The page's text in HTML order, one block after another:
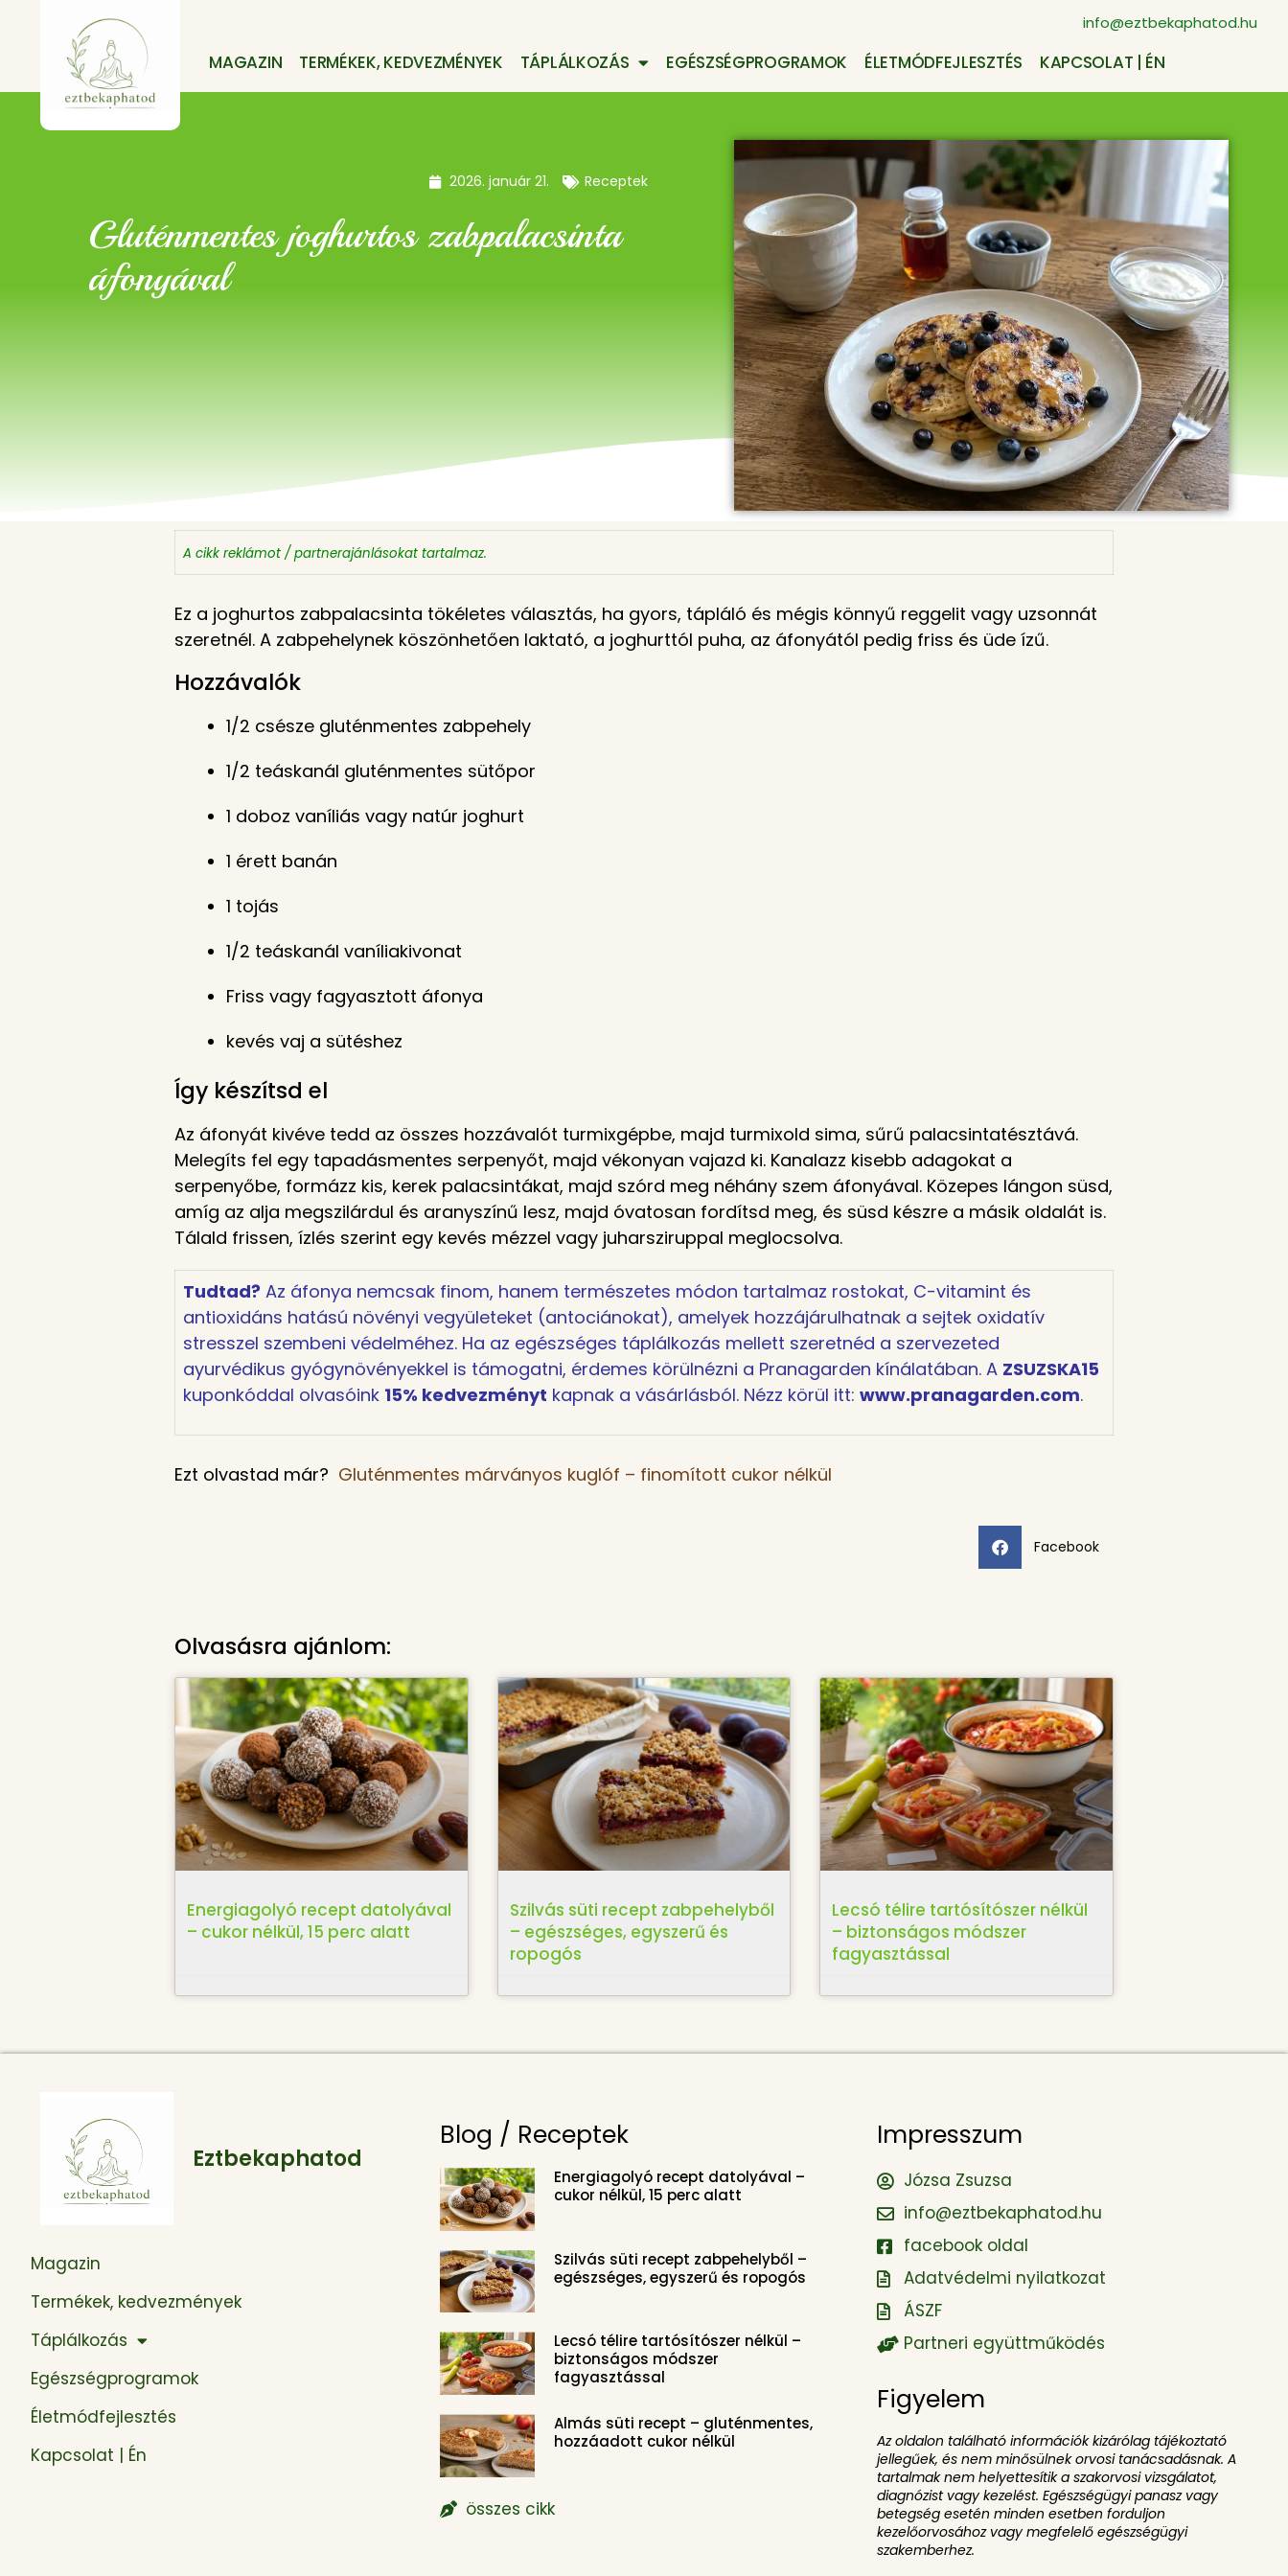
info@eztbekaphatod.hu
MAGAZIN TERMÉKEK, KEDVEZMÉNYEK TÁPLÁLKOZÁS EGÉSZSÉGPROGRAMOK ÉLETMÓDFEJLESZTÉS KAPCSOLAT | ÉN
2026. január 21. Receptek
Gluténmentes joghurtos zabpalacsinta
áfonyával
A cikk reklámot / partnerajánlásokat tartalmaz.
Ez a joghurtos zabpalacsinta tökéletes választás, ha gyors, tápláló és mégis könnyű reggelit vagy uzsonnát
szeretnél. A zabpehelynek köszönhetően laktató, a joghurttól puha, az áfonyától pedig friss és üde ízű.
Hozzávalók
1/2 csésze gluténmentes zabpehely
1/2 teáskanál gluténmentes sütőpor
1 doboz vaníliás vagy natúr joghurt
1 érett banán
1 tojás
1/2 teáskanál vaníliakivonat
Friss vagy fagyasztott áfonya
kevés vaj a sütéshez
Így készítsd el
Az áfonyát kivéve tedd az összes hozzávalót turmixgépbe, majd turmixold sima, sűrű palacsintatésztává.
Melegíts fel egy tapadásmentes serpenyőt, majd vékonyan vajazd ki. Kanalazz kisebb adagokat a
serpenyőbe, formázz kis, kerek palacsintákat, majd szórd meg néhány szem áfonyával. Közepes lángon süsd,
amíg az alja megszilárdul és aranyszínű lesz, majd óvatosan fordítsd meg, és süsd készre a másik oldalát is.
Tálald frissen, ízlés szerint egy kevés mézzel vagy juharsziruppal meglocsolva.
Tudtad? Az áfonya nemcsak finom, hanem természetes módon tartalmaz rostokat, C-vitamint és
antioxidáns hatású növényi vegyületeket (antociánokat), amelyek hozzájárulhatnak a sejtek oxidatív
stresszel szembeni védelméhez. Ha az egészséges táplálkozás mellett szeretnéd a szervezeted
ayurvédikus gyógynövényekkel is támogatni, érdemes körülnézni a Pranagarden kínálatában. A ZSUZSKA15
kuponkóddal olvasóink 15% kedvezményt kapnak a vásárlásból. Nézz körül itt: www.pranagarden.com.
Ezt olvastad már? Gluténmentes márványos kuglóf – finomított cukor nélkül
Facebook
Olvasásra ajánlom:
Energiagolyó recept datolyával
– cukor nélkül, 15 perc alatt
Szilvás süti recept zabpehelyből
– egészséges, egyszerű és
ropogós
Lecsó télire tartósítószer nélkül
– biztonságos módszer
fagyasztással
Eztbekaphatod
Magazin
Termékek, kedvezmények
Táplálkozás
Egészségprogramok
Életmódfejlesztés
Kapcsolat | Én
Blog / Receptek
Energiagolyó recept datolyával –
cukor nélkül, 15 perc alatt
Szilvás süti recept zabpehelyből –
egészséges, egyszerű és ropogós
Lecsó télire tartósítószer nélkül –
biztonságos módszer
fagyasztással
Almás süti recept – gluténmentes,
hozzáadott cukor nélkül
összes cikk
Impresszum
Józsa Zsuzsa
info@eztbekaphatod.hu
facebook oldal
Adatvédelmi nyilatkozat
ÁSZF
Partneri együttműködés
Figyelem
Az oldalon található információk kizárólag tájékoztató
jellegűek, és nem minősülnek orvosi tanácsadásnak. A
tartalmak nem helyettesítik a szakorvosi vizsgálatot,
diagnózist vagy kezelést. Egészségügyi panasz vagy
betegség esetén minden esetben forduljon
kezelőorvosához vagy megfelelő egészségügyi
szakemberhez.